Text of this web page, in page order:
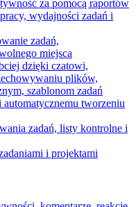
za pomocą raportów
wydajności zadań i
zadań,
miejsca
dzięki czatowi,
plików,
szablonom zadań
automatycznemu tworzeniu
zadań, listy kontrolne i
i projektami